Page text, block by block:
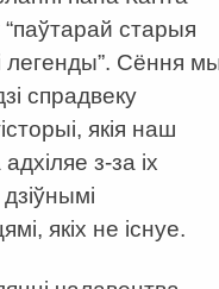
старыя
легенды”. Сёння
спрадвеку
якія наш
з-за іх
якіх не існуе.